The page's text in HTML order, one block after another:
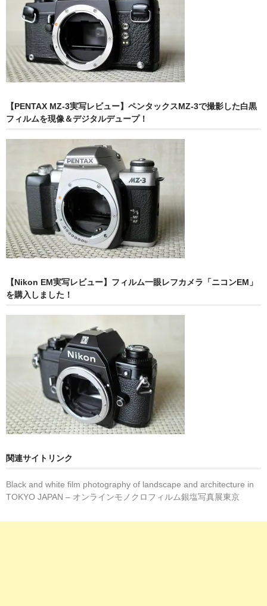
【PENTAX MZ-3実写レビュー】ペンタックスMZ-3で撮影した白黒
フィルムを現像＆デジタルデュープ！
【Nikon EM実写レビュー】フィルム一眼レフカメラ「ニコンEM」
を購入しました！
関連サイトリンク
Black and white film photography of landscape and architecture in
TOKYO JAPAN – オンラインモノクロフィルム銀塩写真展東京